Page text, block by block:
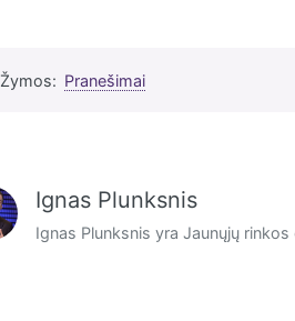
Žymos: Pranešimai
Ignas Plunksnis
Ignas Plunksnis yra Jaunųjų